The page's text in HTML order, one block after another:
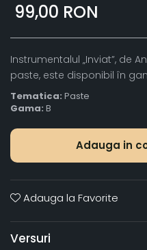
99,00 RON
Instrumentalul „Inviat”, de
paste, este disponibil în
Tematica: Paste
Gama: B
Adauga in
Adauga la Favorite
Versuri